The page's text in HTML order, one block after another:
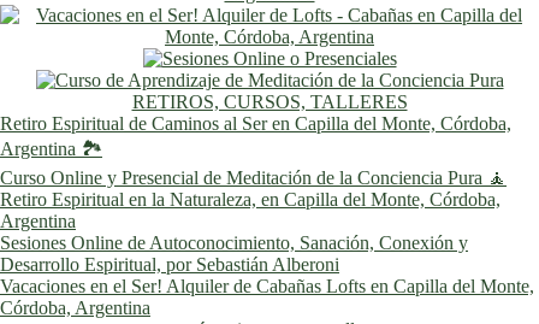
RETIROS, CURSOS, TALLERES
Retiro Espiritual de Caminos al Ser en Capilla del Monte, Córdoba,
Argentina 🏞️
Curso Online y Presencial de Meditación de la Conciencia Pura 🧘
Retiro Espiritual en la Naturaleza, en Capilla del Monte, Córdoba,
Argentina
Sesiones Online de Autoconocimiento, Sanación, Conexión y
Desarrollo Espiritual, por Sebastián Alberoni
Vacaciones en el Ser! Alquiler de Cabañas Lofts en Capilla del Monte,
Córdoba, Argentina